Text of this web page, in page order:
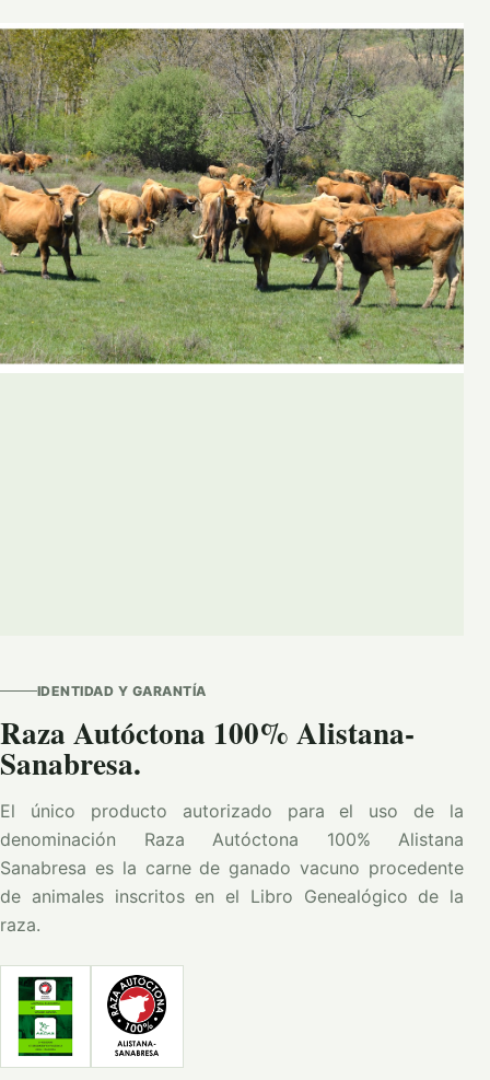
IDENTIDAD Y GARANTÍA
Raza Autóctona 100% Alistana-
Sanabresa.
El único producto autorizado para el uso de la
denominación Raza Autóctona 100% Alistana
Sanabresa es la carne de ganado vacuno procedente
de animales inscritos en el Libro Genealógico de la
raza.